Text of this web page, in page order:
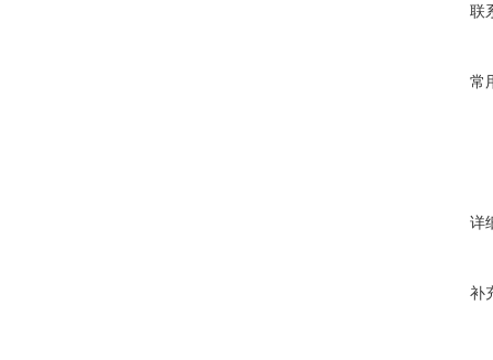
联
常
详
补